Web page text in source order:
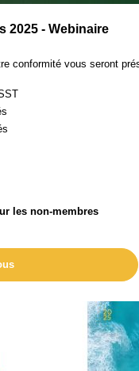
2025 - Webinaire
conformité vous seront
les non-membres